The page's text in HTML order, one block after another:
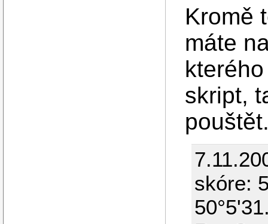
Kromě
máte
skript,
skóre: